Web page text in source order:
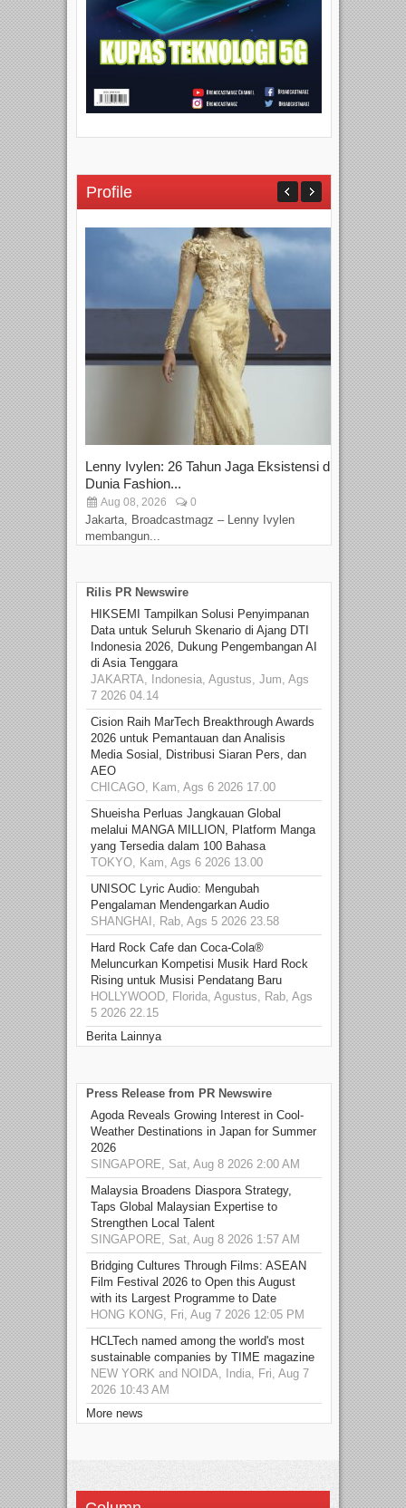
Profile
Lenny Ivylen: 26 Tahun Jaga Eksistensi di
Dunia Fashion...
Aug 08, 2026 0
Jakarta, Broadcastmagz – Lenny Ivylen
membangun...
Rilis PR Newswire
HIKSEMI Tampilkan Solusi Penyimpanan
Data untuk Seluruh Skenario di Ajang DTI
Indonesia 2026, Dukung Pengembangan AI
di Asia Tenggara
JAKARTA, Indonesia, Agustus, Jum, Ags
7 2026 04.14
Cision Raih MarTech Breakthrough Awards
2026 untuk Pemantauan dan Analisis
Media Sosial, Distribusi Siaran Pers, dan
AEO
CHICAGO, Kam, Ags 6 2026 17.00
Shueisha Perluas Jangkauan Global
melalui MANGA MILLION, Platform Manga
yang Tersedia dalam 100 Bahasa
TOKYO, Kam, Ags 6 2026 13.00
UNISOC Lyric Audio: Mengubah
Pengalaman Mendengarkan Audio
SHANGHAI, Rab, Ags 5 2026 23.58
Hard Rock Cafe dan Coca-Cola®
Meluncurkan Kompetisi Musik Hard Rock
Rising untuk Musisi Pendatang Baru
HOLLYWOOD, Florida, Agustus, Rab, Ags
5 2026 22.15
Berita Lainnya
Press Release from PR Newswire
Agoda Reveals Growing Interest in Cool-
Weather Destinations in Japan for Summer
2026
SINGAPORE, Sat, Aug 8 2026 2:00 AM
Malaysia Broadens Diaspora Strategy,
Taps Global Malaysian Expertise to
Strengthen Local Talent
SINGAPORE, Sat, Aug 8 2026 1:57 AM
Bridging Cultures Through Films: ASEAN
Film Festival 2026 to Open this August
with its Largest Programme to Date
HONG KONG, Fri, Aug 7 2026 12:05 PM
HCLTech named among the world's most
sustainable companies by TIME magazine
NEW YORK and NOIDA, India, Fri, Aug 7
2026 10:43 AM
More news